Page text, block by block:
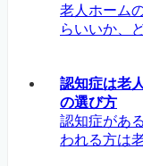
老人ホーム
らいいか、
認知症は老
の選び方
認知症があ
われる方は